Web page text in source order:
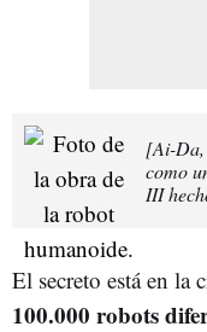
[Ai-Da,
como
III
El secreto está en la
100.000 robots